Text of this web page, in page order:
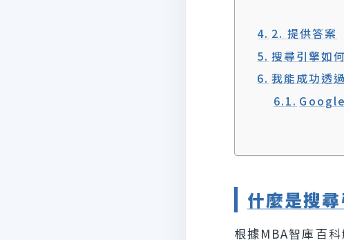
2. 提供答案
搜尋引擎如
我能成功透
什麼是搜
根據MBA智庫百科